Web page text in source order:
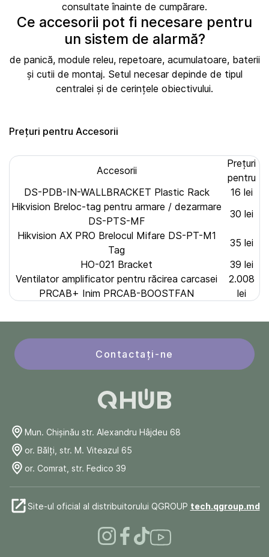
consultate înainte de cumpărare.
Ce accesorii pot fi necesare pentru
un sistem de alarmă?
de panică, module releu, repetoare, acumulatoare, baterii
și cutii de montaj. Setul necesar depinde de tipul
centralei și de cerințele obiectivului.
Prețuri pentru Accesorii
Accesorii
Prețuri
pentru
DS-PDB-IN-WALLBRACKET Plastic Rack
16 lei
Hikvision Breloc-tag pentru armare / dezarmare
DS-PTS-MF
30 lei
Hikvision AX PRO Brelocul Mifare DS-PT-M1
Tag
35 lei
HO-021 Bracket
39 lei
Ventilator amplificator pentru răcirea carcasei
PRCAB+ Inim PRCAB-BOOSTFAN
2.008
lei
Contactați-ne
Mun. Chişinău str. Alexandru Hâjdeu 68
or. Bălți, str. M. Viteazul 65
or. Comrat, str. Fedico 39
Site-ul oficial al distribuitorului QGROUP tech.qgroup.md